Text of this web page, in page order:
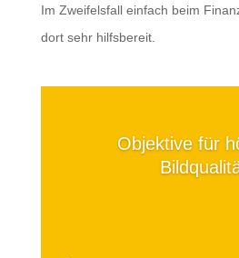
Im Zweifelsfall einfach beim
dort sehr hilfsbereit.
Objektive für